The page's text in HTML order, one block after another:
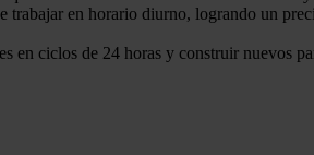
trabajar en horario diurno, logrando un
en ciclos de 24 horas y construir nuevos